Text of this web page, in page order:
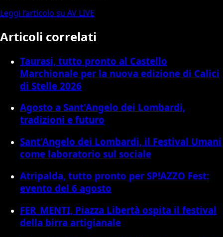
Leggi l’articolo su AV LIVE
Articoli correlati
Taurasi, tutto pronto al Castello
Marchionale per la nuova edizione di Calici
di Stelle 2026
Agosto a Sant'Angelo dei Lombardi,
tradizioni e futuro
Sant'Angelo dei Lombardi, il Festival Umani
come laboratorio sul sociale
Atripalda, tutto pronto per SP!AZZO Fest:
evento del 6 agosto
FER_MENTI, Piazza Libertà ospita il festival
della birra artigianale